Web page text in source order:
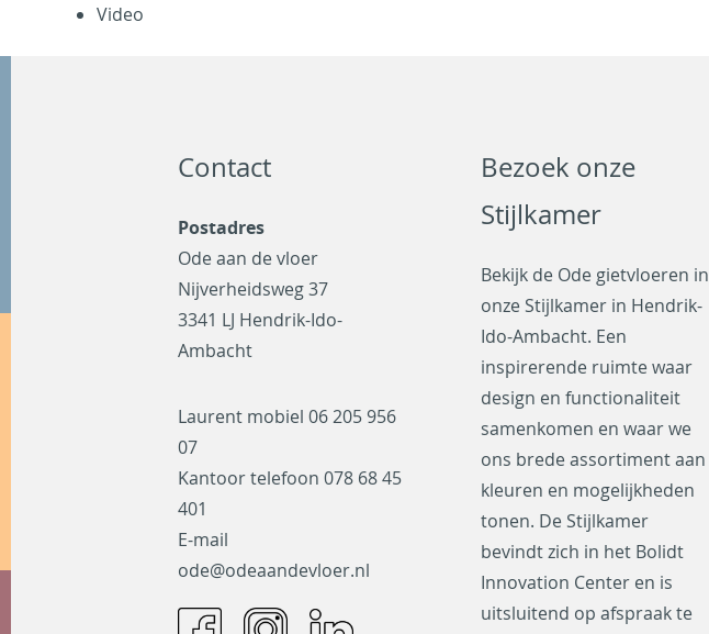
Video
Contact
Postadres
Ode aan de vloer
Nijverheidsweg 37
3341 LJ Hendrik-Ido-
Ambacht
Laurent mobiel06 205 956
07
Kantoor telefoon078 68 45
401
E-mail
ode@odeaandevloer.nl
Bezoek onze
Stijlkamer
Bekijk de Ode gietvloeren in
onze Stijlkamer in Hendrik-
Ido-Ambacht. Een
inspirerende ruimte waar
design en functionaliteit
samenkomen en waar we
ons brede assortiment aan
kleuren en mogelijkheden
tonen. De Stijlkamer
bevindt zich in het Bolidt
Innovation Center en is
uitsluitend op afspraak te